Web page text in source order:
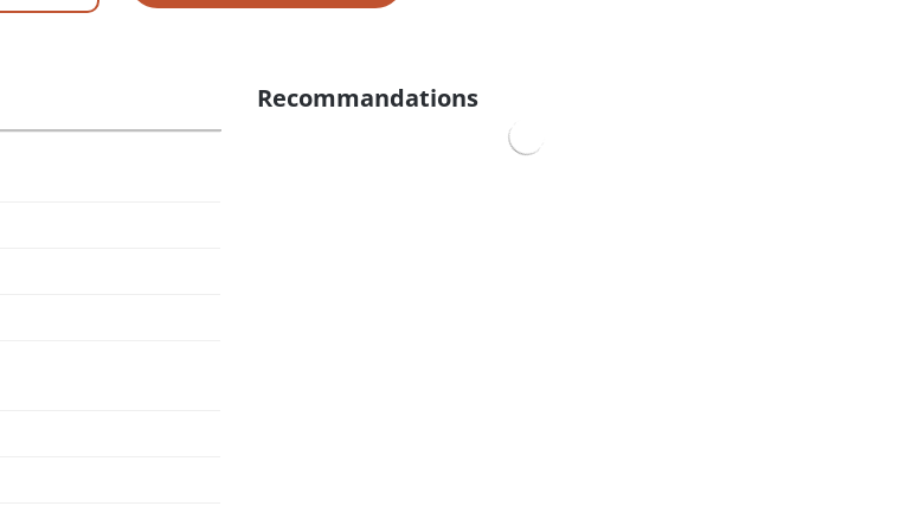
Recommandations